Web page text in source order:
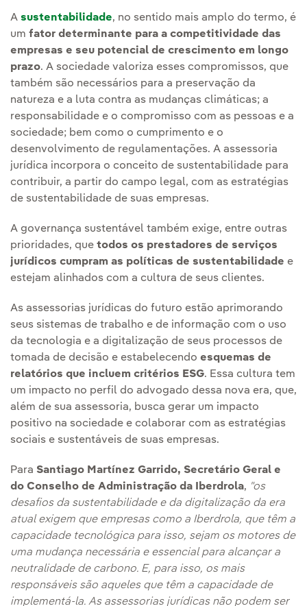
A sustentabilidade, no sentido mais amplo do termo, é
um fator determinante para a competitividade das
empresas e seu potencial de crescimento em longo
prazo. A sociedade valoriza esses compromissos, que
também são necessários para a preservação da
natureza e a luta contra as mudanças climáticas; a
responsabilidade e o compromisso com as pessoas e a
sociedade; bem como o cumprimento e o
desenvolvimento de regulamentações. A assessoria
jurídica incorpora o conceito de sustentabilidade para
contribuir, a partir do campo legal, com as estratégias
de sustentabilidade de suas empresas.
A governança sustentável também exige, entre outras
prioridades, que todos os prestadores de serviços
jurídicos cumpram as políticas de sustentabilidade e
estejam alinhados com a cultura de seus clientes.
As assessorias jurídicas do futuro estão aprimorando
seus sistemas de trabalho e de informação com o uso
da tecnologia e a digitalização de seus processos de
tomada de decisão e estabelecendo esquemas de
relatórios que incluem critérios ESG. Essa cultura tem
um impacto no perfil do advogado dessa nova era, que,
além de sua assessoria, busca gerar um impacto
positivo na sociedade e colaborar com as estratégias
sociais e sustentáveis de suas empresas.
Para Santiago Martínez Garrido, Secretário Geral e
do Conselho de Administração da Iberdrola, "os
desafios da sustentabilidade e da digitalização da era
atual exigem que empresas como a Iberdrola, que têm a
capacidade tecnológica para isso, sejam os motores de
uma mudança necessária e essencial para alcançar a
neutralidade de carbono. E, para isso, os mais
responsáveis são aqueles que têm a capacidade de
implementá-la. As assessorias jurídicas não podem ser